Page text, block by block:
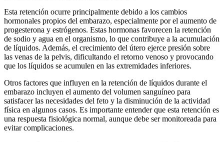
Esta retención ocurre principalmente debido a los cambios
hormonales propios del embarazo, especialmente por el aumento de
progesterona y estrógenos. Estas hormonas favorecen la retención
de sodio y agua en el organismo, lo que contribuye a la acumulación
de líquidos. Además, el crecimiento del útero ejerce presión sobre
las venas de la pelvis, dificultando el retorno venoso y provocando
que los líquidos se acumulen en las extremidades inferiores.
Otros factores que influyen en la retención de líquidos durante el
embarazo incluyen el aumento del volumen sanguíneo para
satisfacer las necesidades del feto y la disminución de la actividad
física en algunos casos. Es importante entender que esta retención es
una respuesta fisiológica normal, aunque debe ser monitoreada para
evitar complicaciones.